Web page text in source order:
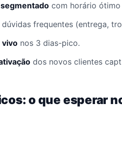
com horário
dúvidas frequentes (entrega,
vivo nos 3 dias-pico.
dos novos clientes
o que esperar